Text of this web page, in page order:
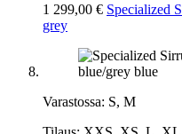
1 299,00 € Specialized
grey
Varastossa: S, M